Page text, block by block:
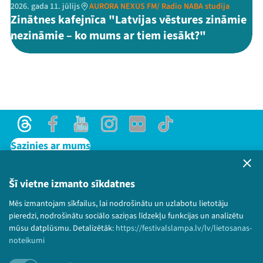
Šī vietne izmanto sīkdatnes
Mēs izmantojam sīkfailus, lai nodrošinātu un uzlabotu lietotāju
pieredzi, nodrošinātu sociālo saziņas līdzekļu funkcijas un analizētu
mūsu datplūsmu. Detalizētāk: https://festivalslampa.lv/lv/lietosanas-
noteikumi
2026. gada 11. jūlijs AURORA NEXUS FM/ Radio NABA studija
Zinātnes kafejnīca "Latvijas vēstures zināmie
nezināmie – ko mums ar tiem iesākt?"
ThreadsFacebookYoutubeInstagram
Flick TikTok
Sazinies ar mums
Lietošanas noteikumi un sīkdatņu politika
Bērnu aizsardzības politika
© 2026 Sarunu festivāls LAMPA Visas tiesības
paturētas.